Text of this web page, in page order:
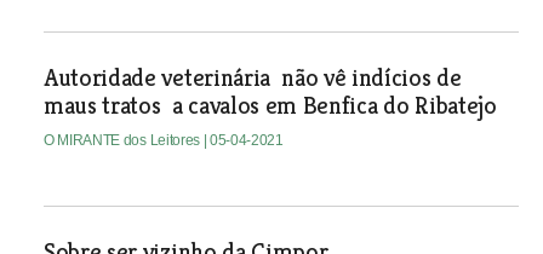
Autoridade veterinária não vê indícios de
maus tratos a cavalos em Benfica do Ribatejo
O MIRANTE dos Leitores | 05-04-2021